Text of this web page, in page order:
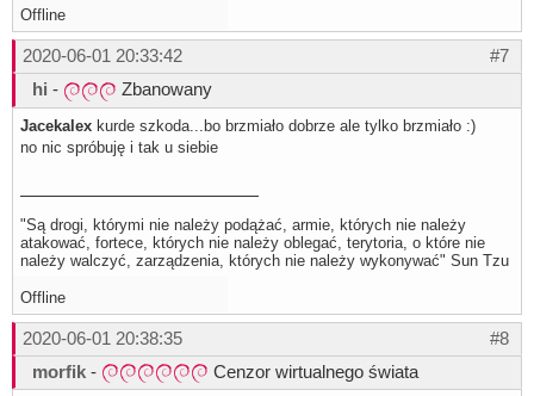
Offline
#7
2020-06-01 20:33:42
hi - Zbanowany
Jacekalex kurde szkoda...bo brzmiało dobrze ale tylko brzmiało :)
no nic spróbuję i tak u siebie
"Są drogi, którymi nie należy podążać, armie, których nie należy
atakować, fortece, których nie należy oblegać, terytoria, o które nie
należy walczyć, zarządzenia, których nie należy wykonywać" Sun Tzu
Offline
#8
2020-06-01 20:38:35
morfik - Cenzor wirtualnego świata